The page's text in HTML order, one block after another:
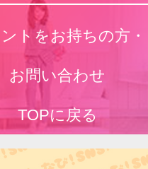
トをお持ちの方
お問い合わせ
TOPに戻る